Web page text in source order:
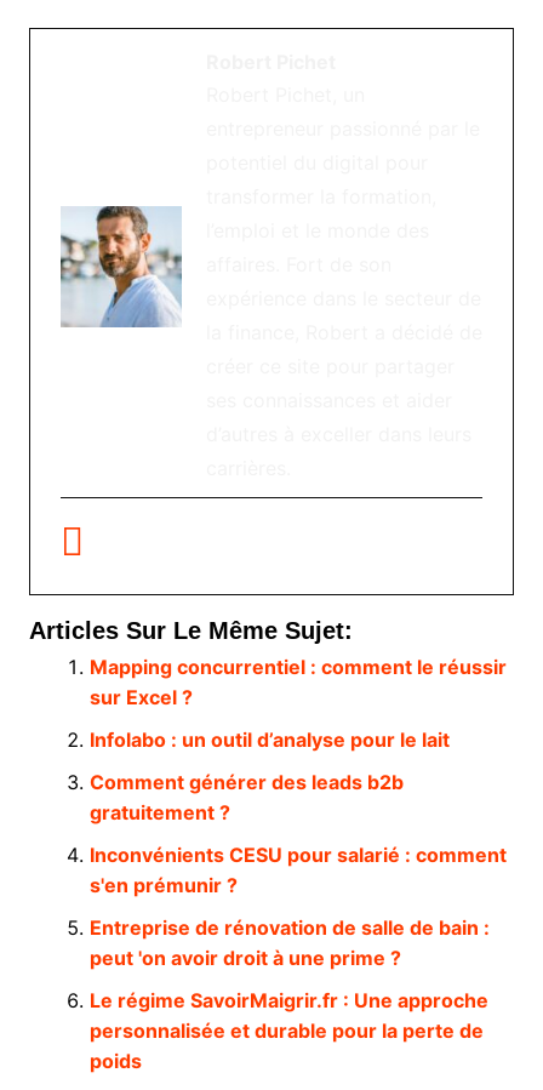
Articles Sur Le Même Sujet:
Mapping concurrentiel : comment le réussir
sur Excel ?
Infolabo : un outil d’analyse pour le lait
Comment générer des leads b2b
gratuitement ?
Inconvénients CESU pour salarié : comment
s'en prémunir ?
Entreprise de rénovation de salle de bain :
peut 'on avoir droit à une prime ?
Le régime SavoirMaigrir.fr : Une approche
personnalisée et durable pour la perte de
poids